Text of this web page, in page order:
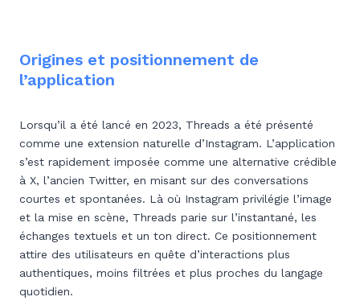
Origines et positionnement de
l’application
Lorsqu’il a été lancé en 2023, Threads a été présenté
comme une extension naturelle d’Instagram. L’application
s’est rapidement imposée comme une alternative crédible
à X, l’ancien Twitter, en misant sur des conversations
courtes et spontanées. Là où Instagram privilégie l’image
et la mise en scène, Threads parie sur l’instantané, les
échanges textuels et un ton direct. Ce positionnement
attire des utilisateurs en quête d’interactions plus
authentiques, moins filtrées et plus proches du langage
quotidien.